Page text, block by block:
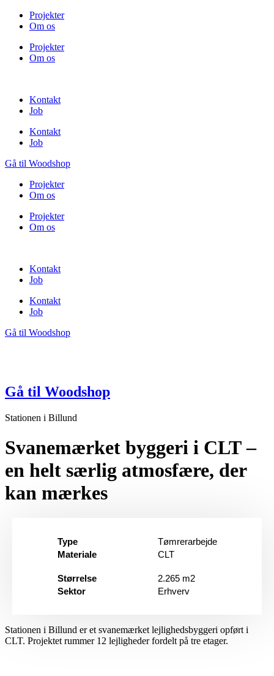
Projekter
Om os
Projekter
Om os
Kontakt
Job
Kontakt
Job
Gå til Woodshop
Projekter
Om os
Projekter
Om os
Kontakt
Job
Kontakt
Job
Gå til Woodshop
Gå til Woodshop
Stationen i Billund
Svanemærket byggeri i CLT –
en helt særlig atmosfære, der
kan mærkes
Type
Materiale
Tømrerarbejde
CLT
Størrelse
Sektor
2.265 m2
Erhverv
Stationen i Billund er et svanemærket lejlighedsbyggeri opført i
CLT. Projektet rummer 12 lejligheder fordelt på tre etager.